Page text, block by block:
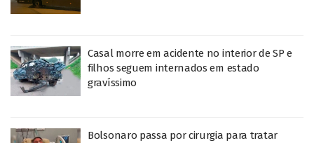
Casal morre em acidente no interior de SP e
filhos seguem internados em estado
gravíssimo
Bolsonaro passa por cirurgia para tratar